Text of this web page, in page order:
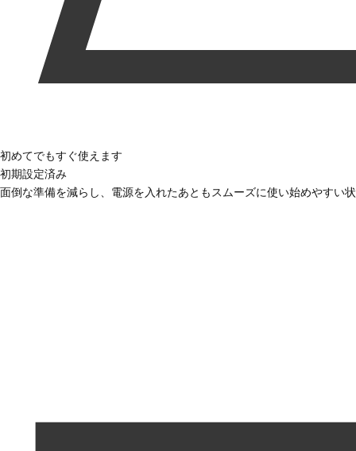
初めてでもすぐ使えます
初期設定済み
面倒な準備を減らし、電源を入れたあともスムーズに使い始めやすい